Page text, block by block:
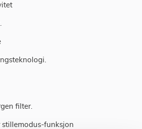
filter.
stillemodus-funksjon